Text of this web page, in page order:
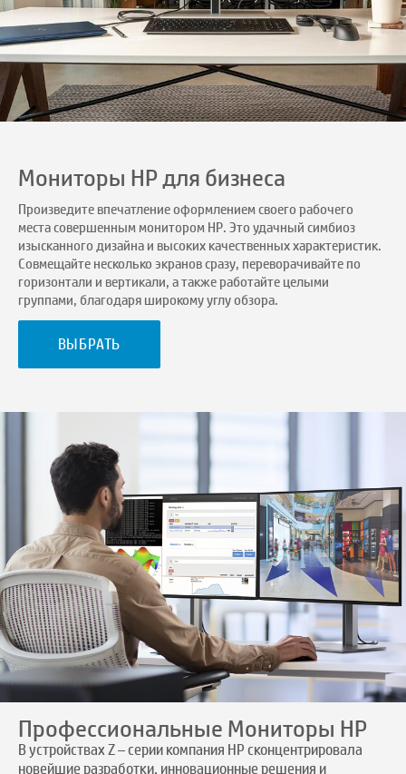
Мониторы HP для бизнеса
Произведите впечатление оформлением своего рабочего
места совершенным монитором HP. Это удачный симбиоз
изысканного дизайна и высоких качественных характеристик.
Совмещайте несколько экранов сразу, переворачивайте по
горизонтали и вертикали, а также работайте целыми
группами, благодаря широкому углу обзора.
ВЫБРАТЬ
Профессиональные Мониторы HP
В устройствах Z – серии компания HP сконцентрировала
новейшие разработки, инновационные решения и